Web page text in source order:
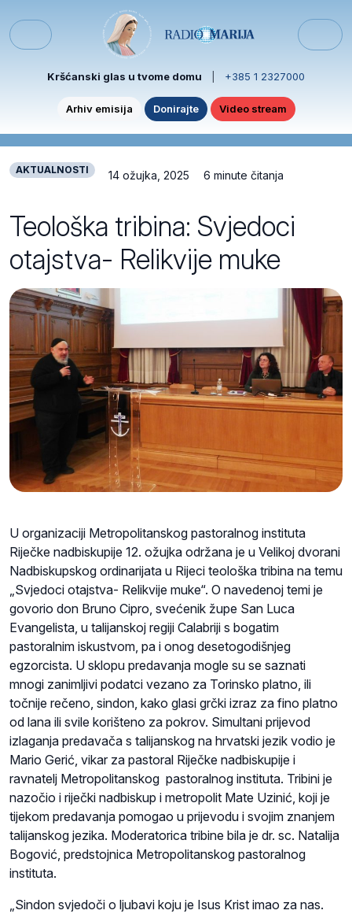
Menu
Kršćanski glas u tvome domu +385 1 2327000
Arhiv emisija Donirajte Video stream
AKTUALNOSTI 14 ožujka, 2025 6 minute čitanja
Teološka tribina: Svjedoci
otajstva- Relikvije muke
U organizaciji Metropolitanskog pastoralnog instituta
Riječke nadbiskupije 12. ožujka održana je u Velikoj dvorani
Nadbiskupskog ordinarijata u Rijeci teološka tribina na temu
„Svjedoci otajstva- Relikvije muke“. O navedenoj temi je
govorio don Bruno Cipro, svećenik župe San Luca
Evangelista, u talijanskoj regiji Calabriji s bogatim
pastoralnim iskustvom, pa i onog desetogodišnjeg
egzorcista. U sklopu predavanja mogle su se saznati
mnogi zanimljivi podatci vezano za Torinsko platno, ili
točnije rečeno, sindon, kako glasi grčki izraz za fino platno
od lana ili svile korišteno za pokrov. Simultani prijevod
izlaganja predavača s talijanskog na hrvatski jezik vodio je
Mario Gerić, vikar za pastoral Riječke nadbiskupije i
ravnatelj Metropolitanskog pastoralnog instituta. Tribini je
nazočio i riječki nadbiskup i metropolit Mate Uzinić, koji je
tijekom predavanja pomogao u prijevodu i svojim znanjem
talijanskog jezika. Moderatorica tribine bila je dr. sc. Natalija
Bogović, predstojnica Metropolitanskog pastoralnog
instituta.
„Sindon svjedoči o ljubavi koju je Isus Krist imao za nas.